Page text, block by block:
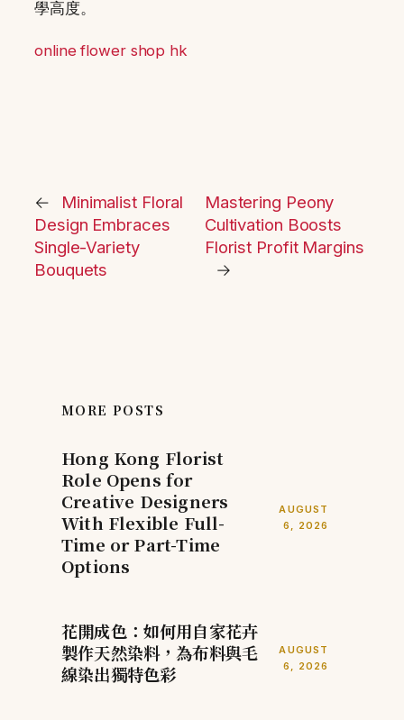
學高度。
online flower shop hk
←
Minimalist Floral
Design Embraces
Single-Variety
Bouquets
Mastering Peony
Cultivation Boosts
Florist Profit Margins
→
MORE POSTS
Hong Kong Florist
Role Opens for
Creative Designers
With Flexible Full-
Time or Part-Time
Options
AUGUST
6, 2026
花開成色：如何用自家花卉
製作天然染料，為布料與毛
線染出獨特色彩
AUGUST
6, 2026